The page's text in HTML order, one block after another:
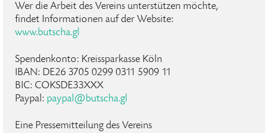
Wer die Arbeit des Vereins unterstützen möchte,
findet Informationen auf der Website:
www.butscha.gl
Spendenkonto: Kreissparkasse Köln
IBAN: DE26 3705 0299 0311 5909 11
BIC: COKSDE33XXX
Paypal: paypal@butscha.gl
Eine Pressemitteilung des Vereins